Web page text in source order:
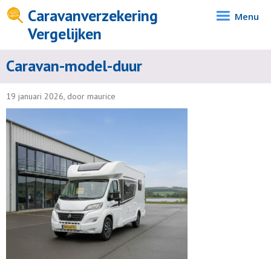
Caravanverzekering
Vergelijken
Menu
Caravan-model-duur
19 januari 2026, door maurice